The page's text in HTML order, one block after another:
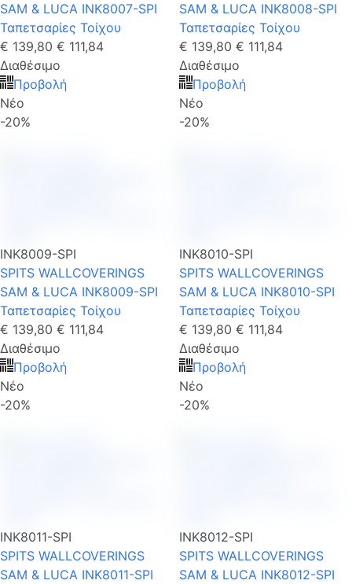
SAM & LUCA INK8007-SPI
Ταπετσαρίες Τοίχου
€ 139,80 € 111,84
Διαθέσιμο
Προβολή
Νέο
-20%
SAM & LUCA INK8008-SPI
Ταπετσαρίες Τοίχου
€ 139,80 € 111,84
Διαθέσιμο
Προβολή
Νέο
-20%
INK8009-SPI
SPITS WALLCOVERINGS
SAM & LUCA INK8009-SPI
Ταπετσαρίες Τοίχου
€ 139,80 € 111,84
Διαθέσιμο
Προβολή
Νέο
-20%
INK8010-SPI
SPITS WALLCOVERINGS
SAM & LUCA INK8010-SPI
Ταπετσαρίες Τοίχου
€ 139,80 € 111,84
Διαθέσιμο
Προβολή
Νέο
-20%
INK8011-SPI
SPITS WALLCOVERINGS
SAM & LUCA INK8011-SPI
INK8012-SPI
SPITS WALLCOVERINGS
SAM & LUCA INK8012-SPI